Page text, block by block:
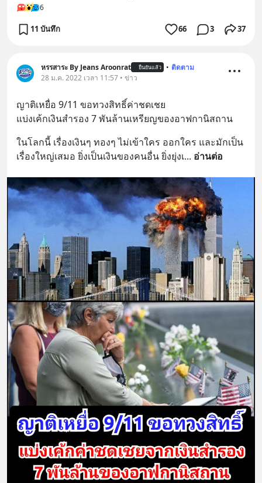
6
11 บันทึก 66 3 37
หรรสาระ By Jeans Aroonrat ยืนยันแล้ว • ติดตาม
28 ม.ค. 2022 เวลา 11:57 • ข่าว
ญาติเหยื่อ 9/11 ขอทวงสิทธิ์ค่าชดเชย
แบ่งเค้กเงินสำรอง 7 พันล้านเหรียญของอาฟกานิสถาน
ในโลกนี้ เรื่องเงินๆ ทองๆ ไม่เข้าใคร ออกใคร และมักเป็น
เรื่องใหญ่เสมอ ยิ่งเป็นเงินของคนอื่น ยิ่งยุ่งเ... อ่านต่อ